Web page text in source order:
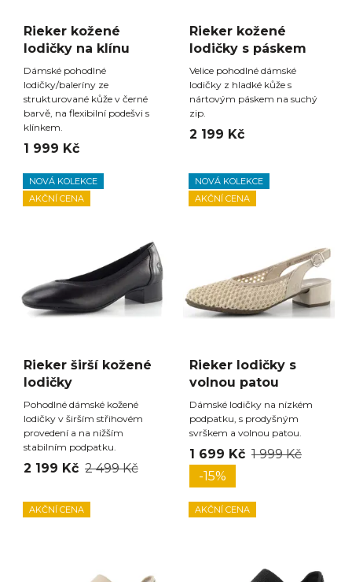
Rieker kožené
lodičky na klínu
Dámské pohodlné
lodičky/baleríny ze
strukturované kůže v černé
barvě, na flexibilní podešvi s
klínkem.
1 999 Kč
Rieker kožené
lodičky s páskem
Velice pohodlné dámské
lodičky z hladké kůže s
nártovým páskem na suchý
zip.
2 199 Kč
NOVÁ KOLEKCE
AKČNÍ CENA
Rieker širší kožené
lodičky
Pohodlné dámské kožené
lodičky v širším střihovém
provedení a na nižším
stabilním podpatku.
2 199 Kč 2 499 Kč
NOVÁ KOLEKCE
AKČNÍ CENA
Rieker lodičky s
volnou patou
Dámské lodičky na nízkém
podpatku, s prodyšným
svrškem a volnou patou.
1 699 Kč 1 999 Kč
-15%
AKČNÍ CENA AKČNÍ CENA